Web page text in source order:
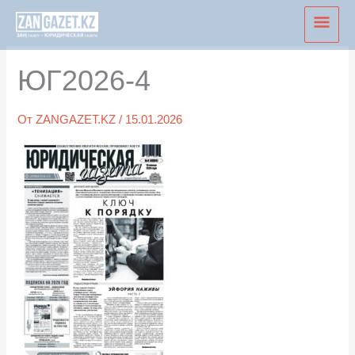
Перейти
содержимому
ЮГ2026-4
ОтZANGAZET.KZ/ 15.01.2026